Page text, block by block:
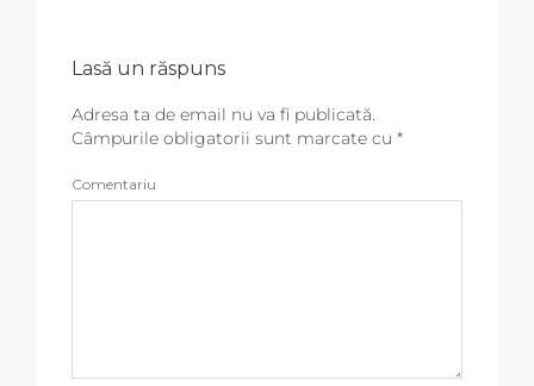
Lasă un răspuns
Adresa ta de email nu va fi publicată.
Câmpurile obligatorii sunt marcate cu *
Comentariu